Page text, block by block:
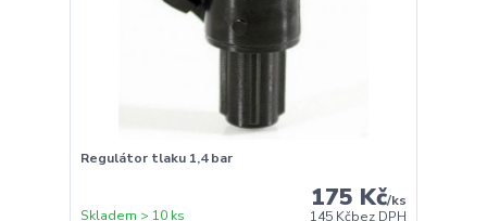
Regulátor tlaku 1,4 bar
175 Kč/ks
145 Kčbez DPH
Skladem > 10 ks